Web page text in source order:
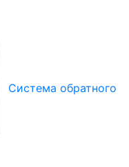
Система обратного